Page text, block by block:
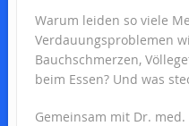
Warum leiden so viele
Verdauungsproblemen
Bauchschmerzen,
beim Essen? Und was
Gemeinsam mit Dr.